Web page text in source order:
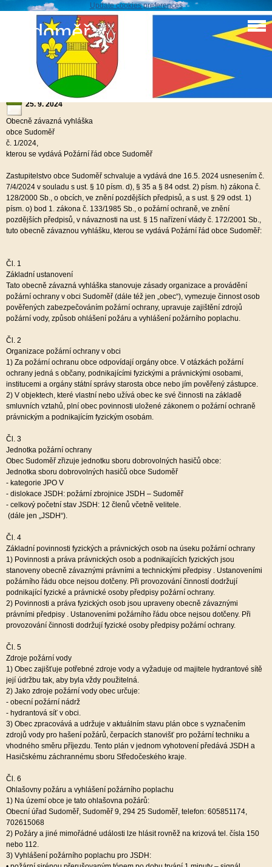
Update cookies preferences
Sudoměř
Obecně závazná vyhláška 1/2024 - Požární řád obce
Sudoměř
25. 9. 2024
Obecně závazná vyhláška
obce Sudoměř
č. 1/2024,
kterou se vydává Požární řád obce Sudoměř
Zastupitelstvo obce Sudoměř schvaluje a vydává dne 16.5. 2024 usnesením č.
7/4/2024 v souladu s ust. § 10 písm. d), § 35 a § 84 odst. 2) písm. h) zákona č.
128/2000 Sb., o obcích, ve znění pozdějších předpisů, a s ust. § 29 odst. 1)
písm. o) bod 1. zákona č. 133/1985 Sb., o požární ochraně, ve znění
pozdějších předpisů, v návaznosti na ust. § 15 nařízení vlády č. 172/2001 Sb.,
tuto obecně závaznou vyhlášku, kterou se vydává Požární řád obce Sudoměř:
Čl. 1
Základní ustanovení
Tato obecně závazná vyhláška stanovuje zásady organizace a provádění
požární ochrany v obci Sudoměř (dále též jen „obec“), vymezuje činnost osob
pověřených zabezpečováním požární ochrany, upravuje zajištění zdrojů
požární vody, způsob ohlášení požáru a vyhlášení požárního poplachu.
Čl. 2
Organizace požární ochrany v obci
1) Za požární ochranu obce odpovídají orgány obce. V otázkách požární
ochrany jedná s občany, podnikajícími fyzickými a právnickými osobami,
institucemi a orgány státní správy starosta obce nebo jím pověřený zástupce.
2) V objektech, které vlastní nebo užívá obec ke své činnosti na základě
smluvních vztahů, plní obec povinnosti uložené zákonem o požární ochraně
právnickým a podnikajícím fyzickým osobám.
Čl. 3
Jednotka požární ochrany
Obec Sudoměř zřizuje jednotku sboru dobrovolných hasičů obce:
Jednotka sboru dobrovolných hasičů obce Sudoměř
- kategorie JPO V
- dislokace JSDH: požární zbrojnice JSDH – Sudoměř
- celkový početní stav JSDH: 12 členů včetně velitele.
(dále jen „JSDH“).
Čl. 4
Základní povinnosti fyzických a právnických osob na úseku požární ochrany
1) Povinnosti a práva právnických osob a podnikajících fyzických jsou
stanoveny obecně závaznými právními a technickými předpisy . Ustanoveními
požárního řádu obce nejsou dotčeny. Při provozování činností dodržují
podnikající fyzické a právnické osoby předpisy požární ochrany.
2) Povinnosti a práva fyzických osob jsou upraveny obecně závaznými
právními předpisy . Ustanoveními požárního řádu obce nejsou dotčeny. Při
provozování činnosti dodržují fyzické osoby předpisy požární ochrany.
Čl. 5
Zdroje požární vody
1) Obec zajišťuje potřebné zdroje vody a vyžaduje od majitele hydrantové sítě
její údržbu tak, aby byla vždy použitelná.
2) Jako zdroje požární vody obec určuje:
- obecní požární nádrž
- hydrantová síť v obci.
3) Obec zpracovává a udržuje v aktuálním stavu plán obce s vyznačením
zdrojů vody pro hašení požárů, čerpacích stanovišť pro požární techniku a
vhodného směru příjezdu. Tento plán v jednom vyhotovení předává JSDH a
Hasičskému záchrannému sboru Středočeského kraje.
Čl. 6
Ohlašovny požáru a vyhlášení požárního poplachu
1) Na území obce je tato ohlašovna požárů:
Obecní úřad Sudoměř, Sudoměř 9, 294 25 Sudoměř, telefon: 605851174,
702615068
2) Požáry a jiné mimořádné události lze hlásit rovněž na krizová tel. čísla 150
nebo 112.
3) Vyhlášení požárního poplachu pro JSDH: